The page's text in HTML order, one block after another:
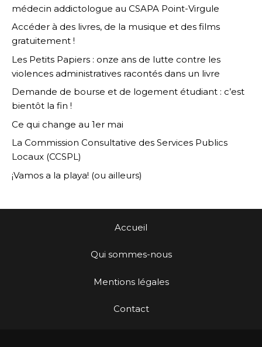
médecin addictologue au CSAPA Point-Virgule
Accéder à des livres, de la musique et des films
gratuitement !
Les Petits Papiers : onze ans de lutte contre les
violences administratives racontés dans un livre
Demande de bourse et de logement étudiant : c’est
bientôt la fin !
Ce qui change au 1er mai
La Commission Consultative des Services Publics
Locaux (CCSPL)
¡Vamos a la playa! (ou ailleurs)
Accueil
Qui sommes-nous
Mentions légales
Contact